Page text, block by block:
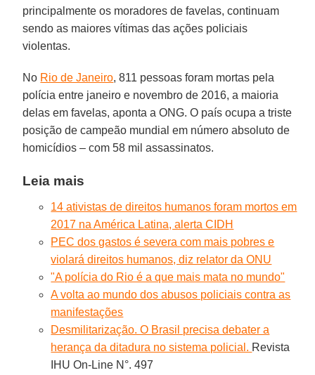
principalmente os moradores de favelas, continuam
sendo as maiores vítimas das ações policiais
violentas.
No Rio de Janeiro, 811 pessoas foram mortas pela
polícia entre janeiro e novembro de 2016, a maioria
delas em favelas, aponta a ONG. O país ocupa a triste
posição de campeão mundial em número absoluto de
homicídios – com 58 mil assassinatos.
Leia mais
14 ativistas de direitos humanos foram mortos em
2017 na América Latina, alerta CIDH
PEC dos gastos é severa com mais pobres e
violará direitos humanos, diz relator da ONU
"A polícia do Rio é a que mais mata no mundo"
A volta ao mundo dos abusos policiais contra as
manifestações
Desmilitarização. O Brasil precisa debater a
herança da ditadura no sistema policial. Revista
IHU On-Line N°. 497